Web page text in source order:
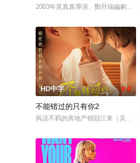
2003年黃真真導演、鄭丹瑞編劇的
HD中字 9.0
不能错过的只有你2
风流不羁的房地产销冠江来（吴翊